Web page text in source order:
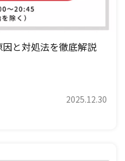
と対処法を徹底解説
2025.12.30